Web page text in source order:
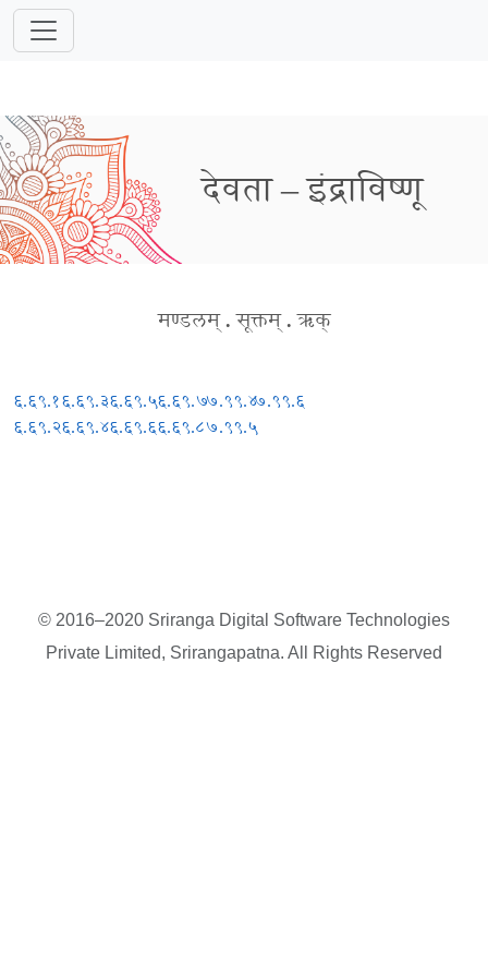
देवता – इंद्राविष्णू
मण्डलम् . सूक्तम् . ऋक्
६.६९.१
६.६९.२
६.६९.३
६.६९.४
६.६९.५
६.६९.६
६.६९.७
६.६९.८
७.९९.४
७.९९.५
७.९९.६
© 2016–2020 Sriranga Digital Software Technologies
Private Limited, Srirangapatna. All Rights Reserved